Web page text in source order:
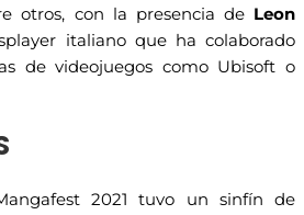
otros, con la presencia de Leon
italiano que ha colaborado
de videojuegos como Ubisoft o
2021 tuvo un sinfín de